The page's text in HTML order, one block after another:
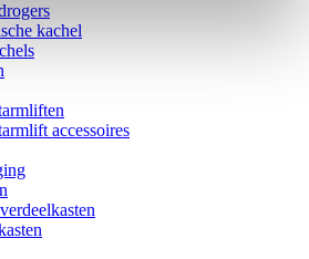
kachel
accessoires